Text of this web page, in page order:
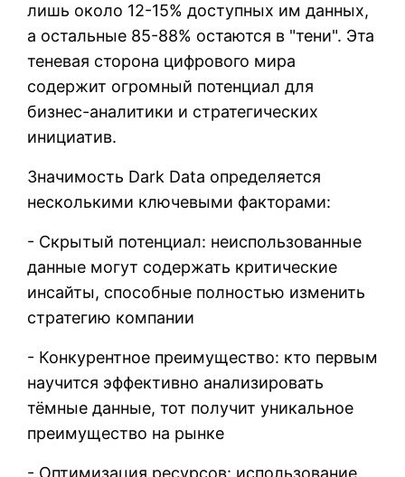
лишь около 12-15% доступных им данных,
а остальные 85-88% остаются в "тени". Эта
теневая сторона цифрового мира
содержит огромный потенциал для
бизнес-аналитики и стратегических
инициатив.
Значимость Dark Data определяется
несколькими ключевыми факторами:
- Скрытый потенциал: неиспользованные
данные могут содержать критические
инсайты, способные полностью изменить
стратегию компании
- Конкурентное преимущество: кто первым
научится эффективно анализировать
тёмные данные, тот получит уникальное
преимущество на рынке